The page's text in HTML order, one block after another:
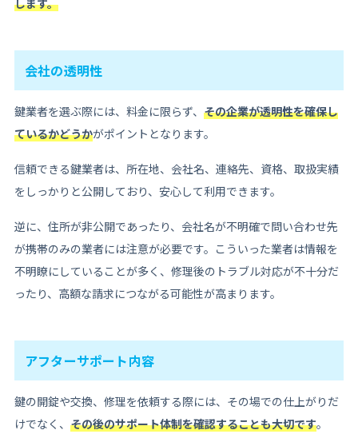
会社の透明性
鍵業者を選ぶ際には、料金に限らず、 その企業が透明性を確保し
ているかどうかがポイントとなります。
信頼できる鍵業者は、所在地、会社名、連絡先、資格、取扱実績
をしっかりと公開しており、安心して利用できます。
逆に、住所が非公開であったり、会社名が不明確で問い合わせ先
が携帯のみの業者には注意が必要です。こういった業者は情報を
不明瞭にしていることが多く、修理後のトラブル対応が不十分だ
ったり、高額な請求につながる可能性が高まります。
アフターサポート内容
鍵の開錠や交換、修理を依頼する際には、その場での仕上がりだ
けでなく、 その後のサポート体制を確認することも大切です。